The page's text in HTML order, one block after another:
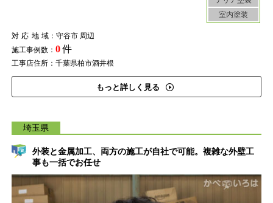
室内塗装
対応地域：守谷市 周辺
施工事例数： 0件
工事店住所：千葉県柏市酒井根
もっと詳しく見る
埼玉県
外装と金属加工、両方の施工が自社で可能。複雑な外壁工
事も一括でお任せ